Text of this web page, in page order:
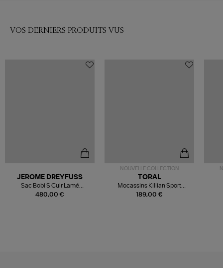
VOS DERNIERS PRODUITS VUS
480,00 €
JEROME DREYFUSS
Sac Bobi S Cuir Lamé
Champagne
NOUVELLE COLLECTION
189,00 €
TORAL
Mocassins Killian Sport
Mousse